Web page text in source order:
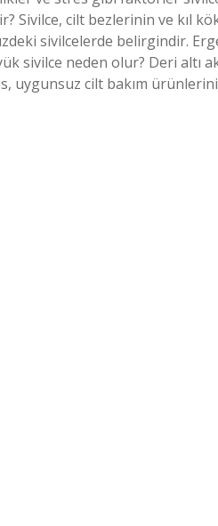
Sivilce, cilt bezlerinin ve kıl
sivilcelerde belirgindir.
sivilce neden olur? Deri altı
uygunsuz cilt bakım